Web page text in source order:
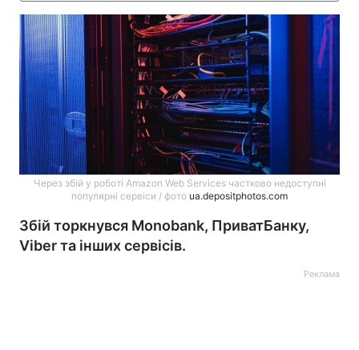
Через збій у роботі Amazon Web Services частково недоступні
популярні сервіси / фото ua.depositphotos.com
Збій торкнувся Monobank, ПриватБанку,
Viber та інших сервісів.
Реклама